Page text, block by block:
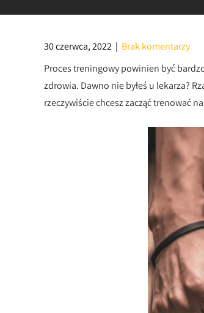
30 czerwca, 2022 | Brak komentarzy
Proces treningowy powinien być
zdrowia. Dawno nie byłeś u lekarza?
rzeczywiście chcesz zacząć trenować